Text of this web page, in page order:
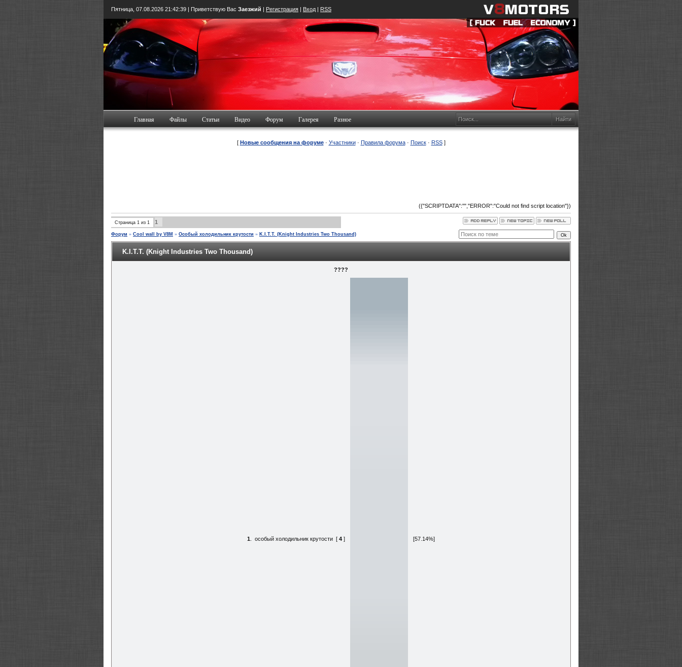
Пятница, 07.08.2026 21:42:40 | Приветствую Вас Заезжий | Регистрация | Вход | RSS
Главная Файлы Статьи Видео Форум Галерея Разное
[ Новые сообщения на форуме· Участники· Правила форума· Поиск· RSS]
({"SCRIPTDATA":"","ERROR":"Could not find script location"})
Страница 1 из 1 1
Форум » Cool wall by V8M » Особый холодильник крутости » K.I.T.T. (Knight Industries Two Thousand)
K.I.T.T. (Knight Industries Two Thousand)
????
1 особый холодильник крутости [ 4 ] [57.14%]